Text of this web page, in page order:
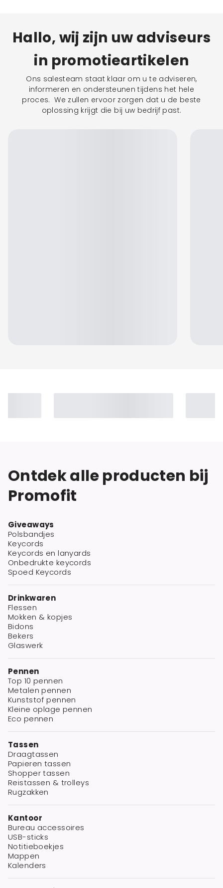
Hallo, wij zijn uw adviseurs
in promotieartikelen
Ons salesteam staat klaar om u te adviseren,
informeren en ondersteunen tijdens het hele
proces. We zullen ervoor zorgen dat u de beste
oplossing krijgt die bij uw bedrijf past.
Ontdek alle producten bij
Promofit
Giveaways
Polsbandjes
Keycords
Keycords en lanyards
Onbedrukte keycords
Spoed Keycords
Drinkwaren
Flessen
Mokken & kopjes
Bidons
Bekers
Glaswerk
Pennen
Top 10 pennen
Metalen pennen
Kunststof pennen
Kleine oplage pennen
Eco pennen
Tassen
Draagtassen
Papieren tassen
Shopper tassen
Reistassen & trolleys
Rugzakken
Kantoor
Bureau accessoires
USB-sticks
Notitieboekjes
Mappen
Kalenders